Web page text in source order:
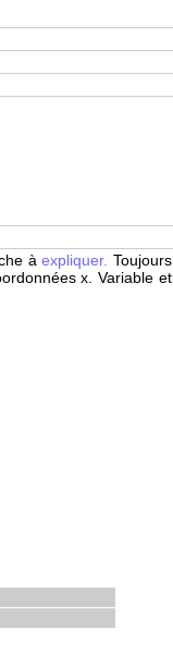
àexpliquer. Toujours
x. Variable et